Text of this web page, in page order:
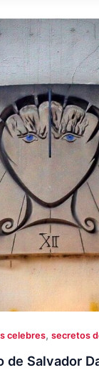
celebres, secretos
de Salvador